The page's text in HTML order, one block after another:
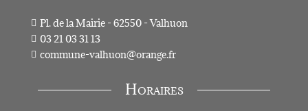
 Pl. de la Mairie - 62550 - Valhuon
 03 21 03 31 13
 commune-valhuon@orange.fr
Horaires